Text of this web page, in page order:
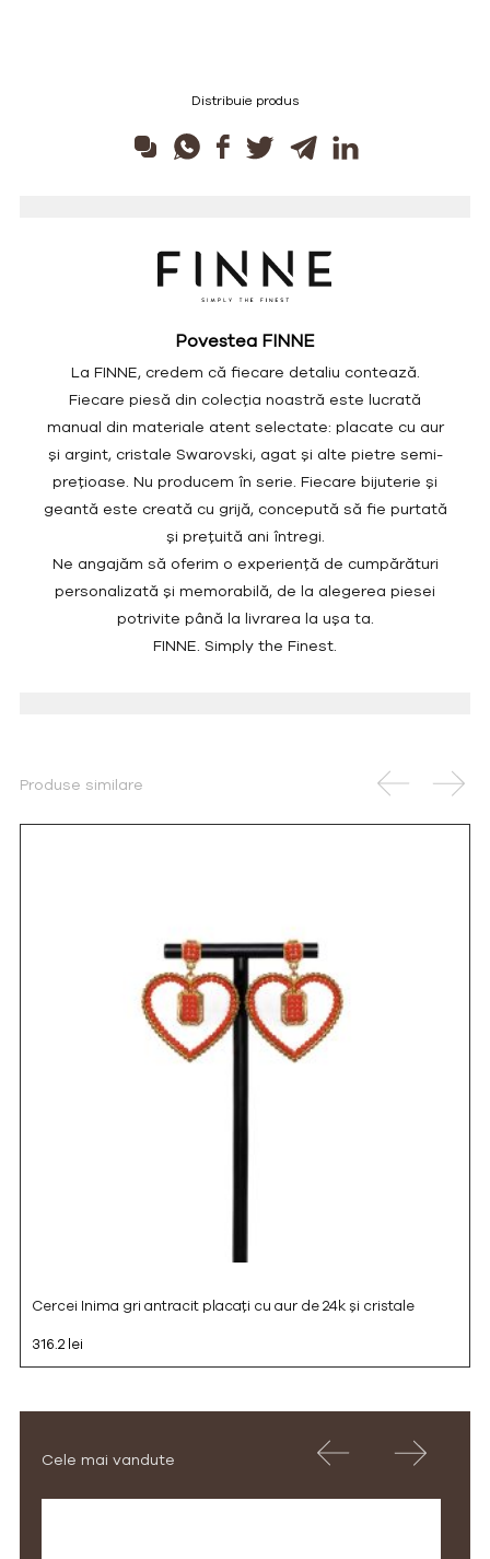
Distribuie produs
Povestea FINNE
La FINNE, credem că fiecare detaliu contează.
Fiecare piesă din colecția noastră este lucrată
manual din materiale atent selectate: placate cu aur
și argint, cristale Swarovski, agat și alte pietre semi-
prețioase. Nu producem în serie. Fiecare bijuterie și
geantă este creată cu grijă, concepută să fie purtată
și prețuită ani întregi.
Ne angajăm să oferim o experiență de cumpărături
personalizată și memorabilă, de la alegerea piesei
potrivite până la livrarea la ușa ta.
FINNE. Simply the Finest.
Produse similare
Cercei Inima gri antracit placați cu aur de 24k și cristale
316.2 lei
Cele mai vandute